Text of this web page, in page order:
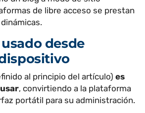
de libre acceso se prestan
desde
al principio del artículo) es
, convirtiendo a la plataforma
portátil para su administración.